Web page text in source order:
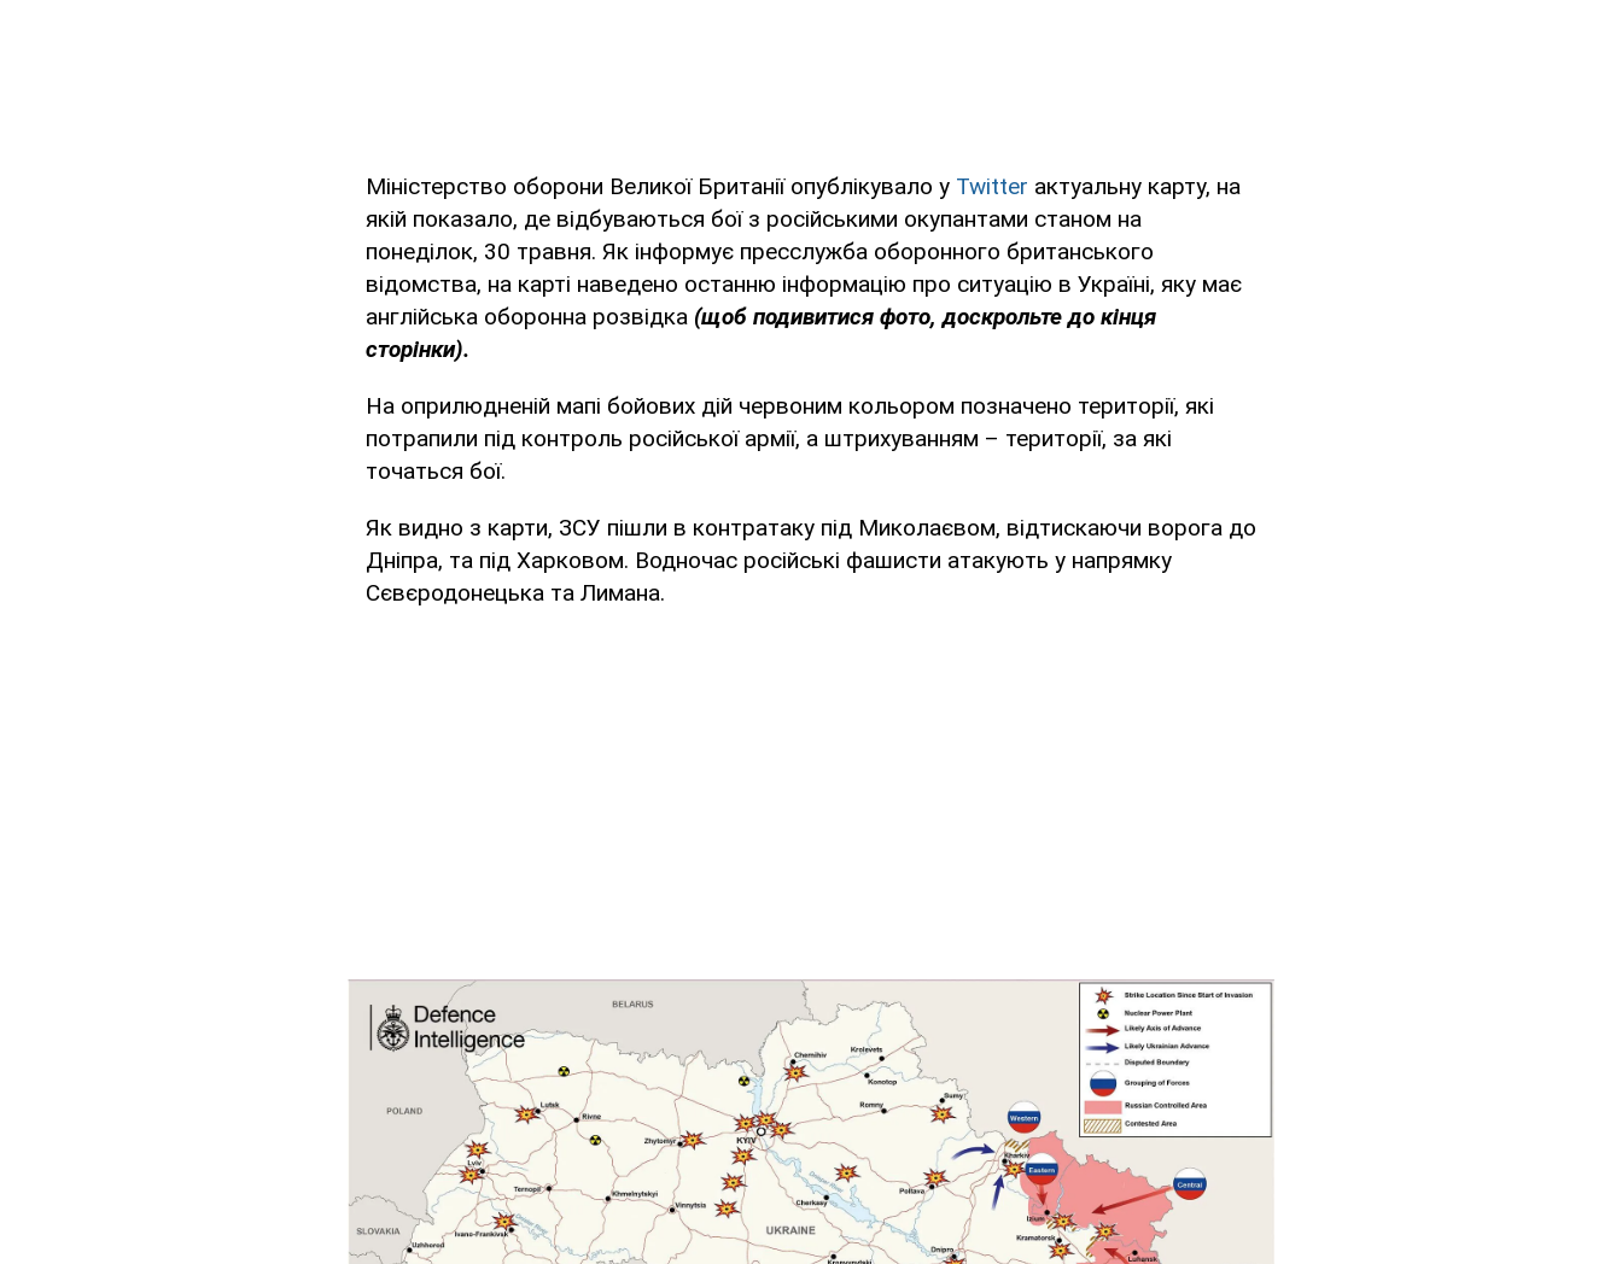
Міністерство оборони Великої Британії опублікувало у Twitter актуальну карту, на
якій показало, де відбуваються бої з російськими окупантами станом на
понеділок, 30 травня. Як інформує пресслужба оборонного британського
відомства, на карті наведено останню інформацію про ситуацію в Україні, яку має
англійська оборонна розвідка (щоб подивитися фото, доскрольте до кінця
сторінки).
На оприлюдненій мапі бойових дій червоним кольором позначено території, які
потрапили під контроль російської армії, а штрихуванням – території, за які
точаться бої.
Як видно з карти, ЗСУ пішли в контратаку під Миколаєвом, відтискаючи ворога до
Дніпра, та під Харковом. Водночас російські фашисти атакують у напрямку
Сєвєродонецька та Лимана.